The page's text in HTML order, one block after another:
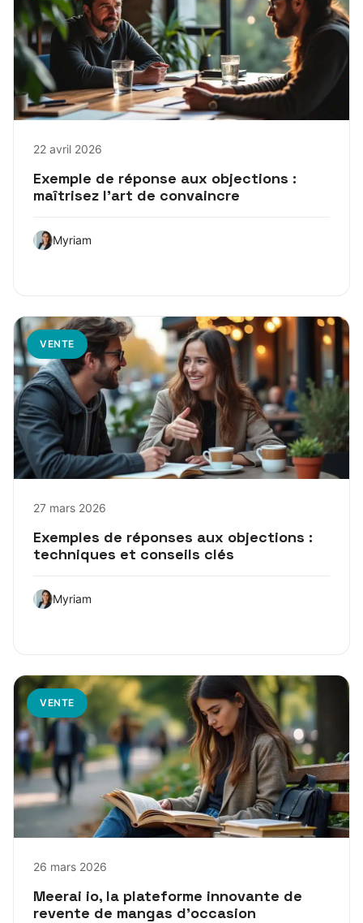
22 avril 2026
Exemple de réponse aux objections :
maîtrisez l’art de convaincre
Myriam
VENTE
27 mars 2026
Exemples de réponses aux objections :
techniques et conseils clés
Myriam
VENTE
26 mars 2026
Meerai io, la plateforme innovante de
revente de mangas d’occasion